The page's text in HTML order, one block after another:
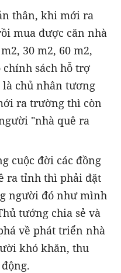
thân, khi mới ra
mua được căn nhà
30 m2, 60 m2,
sách hỗ trợ
chủ nhân tương
ra trường thì còn
"nhà quê ra
cuộc đời các đồng
ra tỉnh thì phải đặt
người đó như mình
tướng chia sẻ và
về phát triển nhà
khó khăn, thu